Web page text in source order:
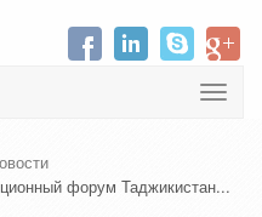
форум Таджикистан...